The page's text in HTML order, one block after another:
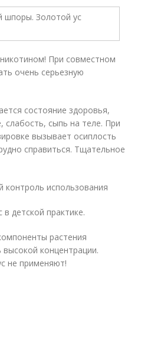
При совместном
очень серьезную
состояние здоровья,
сыпь на теле. При
вызывает осиплость
справиться. Тщательное
контроль использования
детской практике.
растения
концентрации.
не применяют!